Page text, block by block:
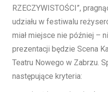
RZECZYWISTOŚCI”,
udziału w festiwalu
miał miejsce nie później –
prezentacji będzie Scena
Teatru Nowego w Zabrzu.
następujące kryteria: